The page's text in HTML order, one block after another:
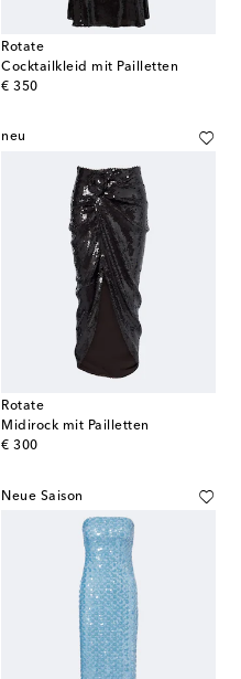
Rotate
Cocktailkleid mit Pailletten
€ 350
original price
neu
Rotate
Midirock mit Pailletten
€ 300
original price
Neue Saison